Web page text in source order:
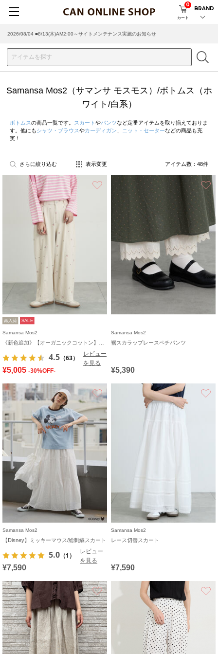
カート
0
BRAND
2026/07/29 ■【お知らせ】ヤマト運輸の配送遅延・停止について
Samansa Mos2（サマンサ モスモス）/ボトムス（ホ
ワイト/白系）
ボトムスの商品一覧です。 スカート やパンツなど定番アイテムを取り揃えておりま
す。他にもシャツ・ブラウスやカーディガン ニット・セーターなどの商品も充
実！
さらに絞り込む 表示変更 アイテム数： 48件
お気に入り
再入荷 SALE
Samansa Mos2
4.5 （63）
レビュー
を見る
¥5,005 -30%OFF-
Samansa Mos2
裾スカラップレースペチパンツ
¥5,390
お気に入り
Samansa Mos2
【Disney】ミッキーマウス/総刺繍スカート
5.0 （1）
レビュー
を見る
¥7,590
Samansa Mos2
レース切替スカート
¥7,590
お気に入り